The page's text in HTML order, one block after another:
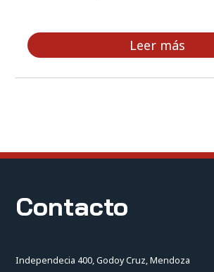
Leer más
Contacto
Independecia 400, Godoy Cruz, Mendoza